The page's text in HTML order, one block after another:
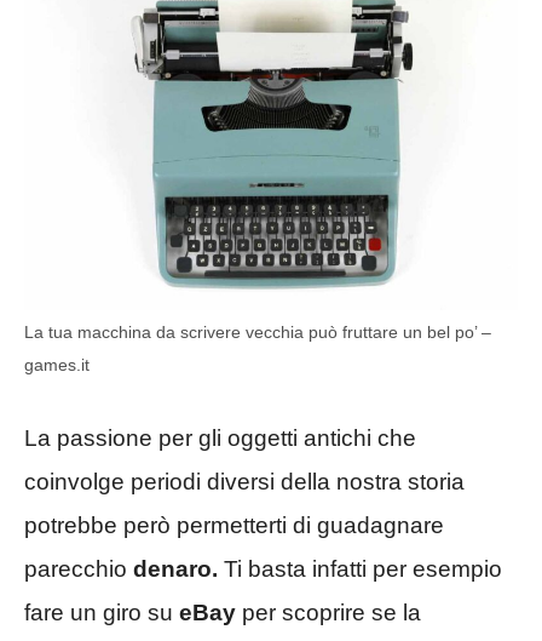
La tua macchina da scrivere vecchia può fruttare un bel po’ –
games.it
La passione per gli oggetti antichi che
coinvolge periodi diversi della nostra storia
potrebbe però permetterti di guadagnare
parecchio denaro. Ti basta infatti per esempio
fare un giro su eBay per scoprire se la